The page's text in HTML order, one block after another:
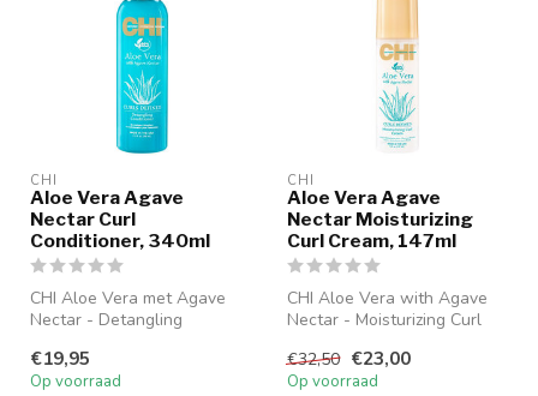
CHI
Aloe Vera Agave
Nectar Curl
Conditioner, 340ml
CHI Aloe Vera met Agave
Nectar - Detangling
krullen, beva...
€19,95
Op voorraad
CHI
Aloe Vera Agave
Nectar Moisturizing
Curl Cream, 147ml
CHI Aloe Vera with Agave
Nectar - Moisturizing Curl
verzwarende ...
€32,50 €23,00
Op voorraad